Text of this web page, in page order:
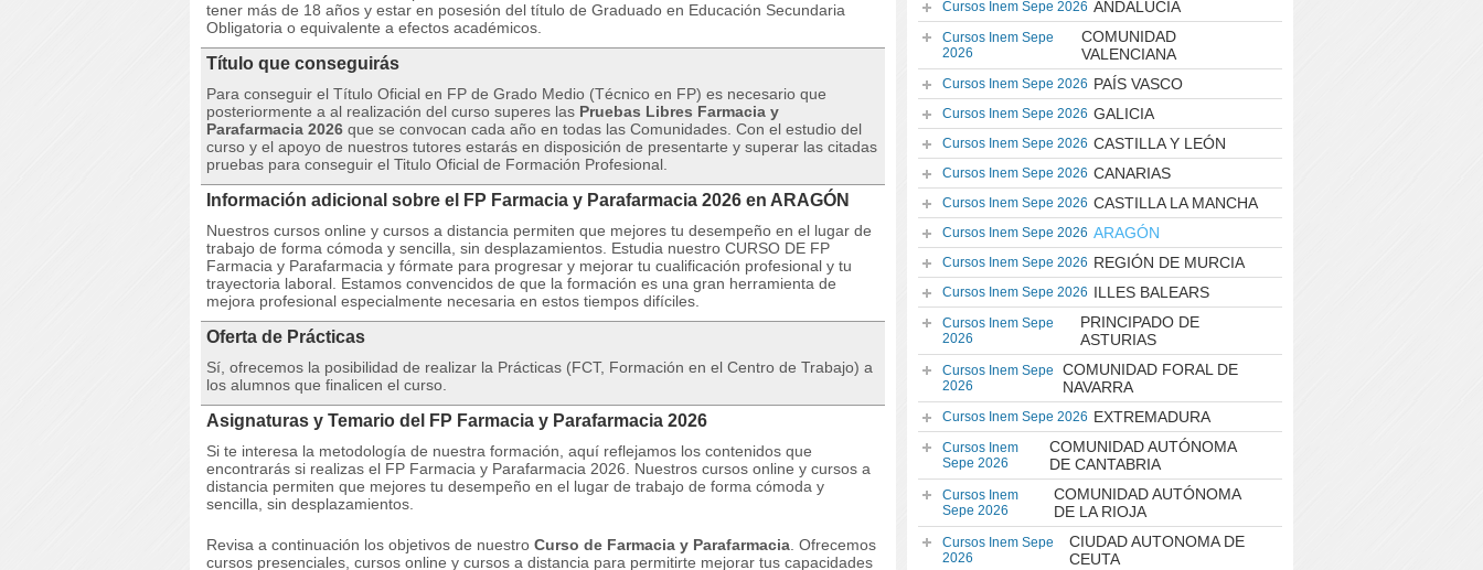
tener más de 18 años y estar en posesión del título de Graduado en Educación Secundaria
Obligatoria o equivalente a efectos académicos.
Título que conseguirás
Para conseguir el Título Oficial en FP de Grado Medio (Técnico en FP) es necesario que
posteriormente a al realización del curso superes las Pruebas Libres Farmacia y
Parafarmacia 2026 que se convocan cada año en todas las Comunidades. Con el estudio del
curso y el apoyo de nuestros tutores estarás en disposición de presentarte y superar las citadas
pruebas para conseguir el Titulo Oficial de Formación Profesional.
Información adicional sobre el FP Farmacia y Parafarmacia 2026 en ARAGÓN
Nuestros cursos online y cursos a distancia permiten que mejores tu desempeño en el lugar de
trabajo de forma cómoda y sencilla, sin desplazamientos. Estudia nuestro CURSO DE FP
Farmacia y Parafarmacia y fórmate para progresar y mejorar tu cualificación profesional y tu
trayectoria laboral. Estamos convencidos de que la formación es una gran herramienta de
mejora profesional especialmente necesaria en estos tiempos difíciles.
Oferta de Prácticas
Sí, ofrecemos la posibilidad de realizar la Prácticas (FCT, Formación en el Centro de Trabajo) a
los alumnos que finalicen el curso.
Asignaturas y Temario del FP Farmacia y Parafarmacia 2026
Si te interesa la metodología de nuestra formación, aquí reflejamos los contenidos que
encontrarás si realizas el FP Farmacia y Parafarmacia 2026. Nuestros cursos online y cursos a
distancia permiten que mejores tu desempeño en el lugar de trabajo de forma cómoda y
sencilla, sin desplazamientos.
Revisa a continuación los objetivos de nuestro Curso de Farmacia y Parafarmacia . Ofrecemos
cursos presenciales, cursos online y cursos a distancia para permitirte mejorar tus capacidades
Cursos Inem Sepe 2026 ANDALUCÍA
Cursos Inem Sepe
2026
COMUNIDAD
VALENCIANA
Cursos Inem Sepe 2026 PAÍS VASCO
Cursos Inem Sepe 2026 GALICIA
Cursos Inem Sepe 2026 CASTILLA Y LEÓN
Cursos Inem Sepe 2026 CANARIAS
Cursos Inem Sepe 2026 CASTILLA LA MANCHA
Cursos Inem Sepe 2026 ARAGÓN
Cursos Inem Sepe 2026 REGIÓN DE MURCIA
Cursos Inem Sepe 2026 ILLES BALEARS
Cursos Inem Sepe
2026
PRINCIPADO DE
ASTURIAS
Cursos Inem Sepe
2026
COMUNIDAD FORAL DE
NAVARRA
Cursos Inem Sepe 2026 EXTREMADURA
Cursos Inem
Sepe 2026
COMUNIDAD AUTÓNOMA
DE CANTABRIA
Cursos Inem
Sepe 2026
COMUNIDAD AUTÓNOMA
DE LA RIOJA
Cursos Inem Sepe
2026
CIUDAD AUTONOMA DE
CEUTA